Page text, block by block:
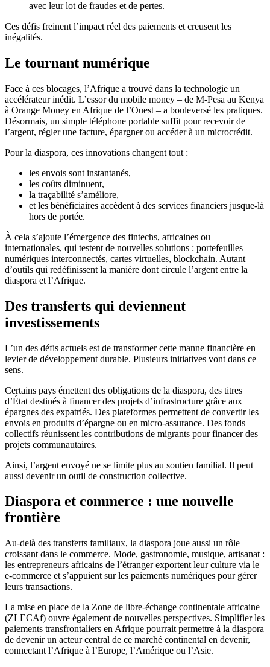
avec leur lot de fraudes et de pertes.
Ces défis freinent l’impact réel des paiements et creusent les
inégalités.
Le tournant numérique
Face à ces blocages, l’Afrique a trouvé dans la technologie un
accélérateur inédit. L’essor du mobile money – de M-Pesa au Kenya
à Orange Money en Afrique de l’Ouest – a bouleversé les pratiques.
Désormais, un simple téléphone portable suffit pour recevoir de
l’argent, régler une facture, épargner ou accéder à un microcrédit.
Pour la diaspora, ces innovations changent tout :
les envois sont instantanés,
les coûts diminuent,
la traçabilité s’améliore,
et les bénéficiaires accèdent à des services financiers jusque-là
hors de portée.
À cela s’ajoute l’émergence des fintechs, africaines ou
internationales, qui testent de nouvelles solutions : portefeuilles
numériques interconnectés, cartes virtuelles, blockchain. Autant
d’outils qui redéfinissent la manière dont circule l’argent entre la
diaspora et l’Afrique.
Des transferts qui deviennent
investissements
L’un des défis actuels est de transformer cette manne financière en
levier de développement durable. Plusieurs initiatives vont dans ce
sens.
Certains pays émettent des obligations de la diaspora, des titres
d’État destinés à financer des projets d’infrastructure grâce aux
épargnes des expatriés. Des plateformes permettent de convertir les
envois en produits d’épargne ou en micro-assurance. Des fonds
collectifs réunissent les contributions de migrants pour financer des
projets communautaires.
Ainsi, l’argent envoyé ne se limite plus au soutien familial. Il peut
aussi devenir un outil de construction collective.
Diaspora et commerce : une nouvelle
frontière
Au-delà des transferts familiaux, la diaspora joue aussi un rôle
croissant dans le commerce. Mode, gastronomie, musique, artisanat :
les entrepreneurs africains de l’étranger exportent leur culture via le
e-commerce et s’appuient sur les paiements numériques pour gérer
leurs transactions.
La mise en place de la Zone de libre-échange continentale africaine
(ZLECAf) ouvre également de nouvelles perspectives. Simplifier les
paiements transfrontaliers en Afrique pourrait permettre à la diaspora
de devenir un acteur central de ce marché continental en devenir,
connectant l’Afrique à l’Europe, l’Amérique ou l’Asie.